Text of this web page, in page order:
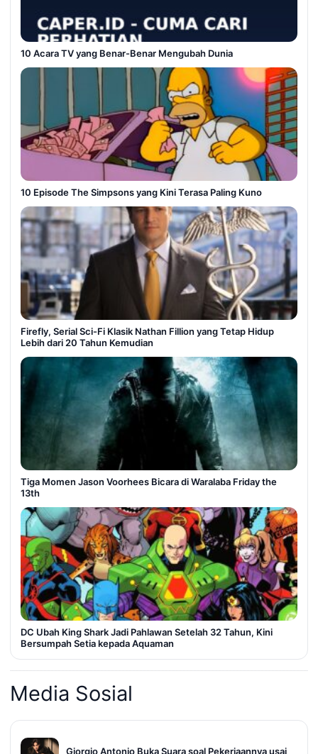
10 Acara TV yang Benar-Benar Mengubah Dunia
10 Episode The Simpsons yang Kini Terasa Paling Kuno
Firefly, Serial Sci-Fi Klasik Nathan Fillion yang Tetap Hidup
Lebih dari 20 Tahun Kemudian
Tiga Momen Jason Voorhees Bicara di Waralaba Friday the
13th
DC Ubah King Shark Jadi Pahlawan Setelah 32 Tahun, Kini
Bersumpah Setia kepada Aquaman
Media Sosial
Giorgio Antonio Buka Suara soal Pekerjaannya usai